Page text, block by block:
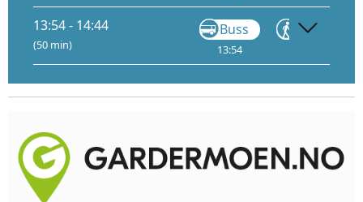
13:54 - 14:44
(50 min)
Buss
13:54
Gå